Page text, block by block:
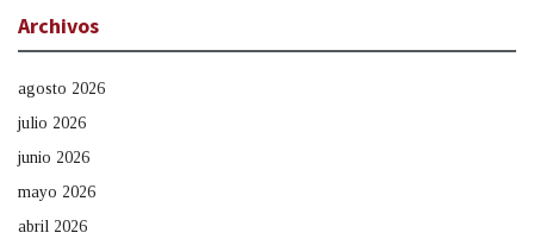
Archivos
agosto 2026
julio 2026
junio 2026
mayo 2026
abril 2026